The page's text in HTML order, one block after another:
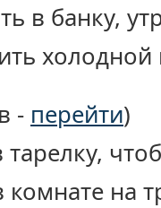
в банку,
- перейти)
тарелку,
комнате на